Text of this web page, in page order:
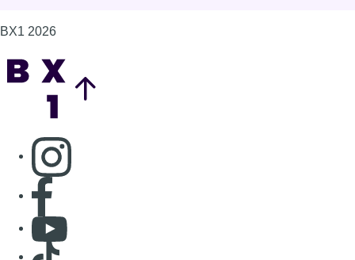
BX1 2026
Consulter page Instagram
Consulter page Facebook
Consulter Youtube
Consulter TikTok